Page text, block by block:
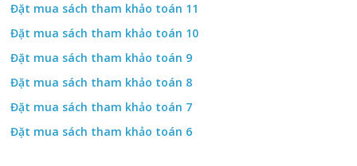
Đặt mua sách tham khảo toán 11
Đặt mua sách tham khảo toán 10
Đặt mua sách tham khảo toán 9
Đặt mua sách tham khảo toán 8
Đặt mua sách tham khảo toán 7
Đặt mua sách tham khảo toán 6